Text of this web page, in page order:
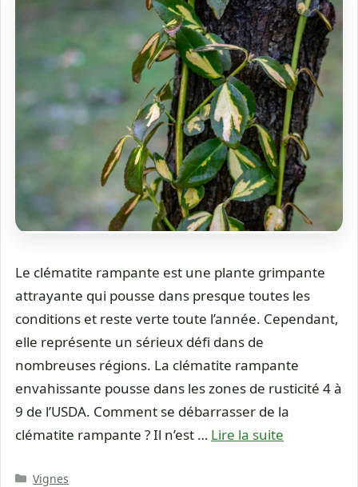
Le clématite rampante est une plante grimpante
attrayante qui pousse dans presque toutes les
conditions et reste verte toute l’année. Cependant,
elle représente un sérieux défi dans de
nombreuses régions. La clématite rampante
envahissante pousse dans les zones de rusticité 4 à
9 de l’USDA. Comment se débarrasser de la
clématite rampante ? Il n’est … Lire la suite
Catégories
Vignes